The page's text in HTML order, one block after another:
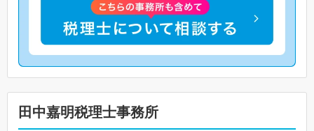
田中嘉明税理士事務所